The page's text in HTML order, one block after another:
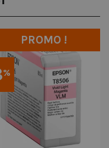
%
PROMO !